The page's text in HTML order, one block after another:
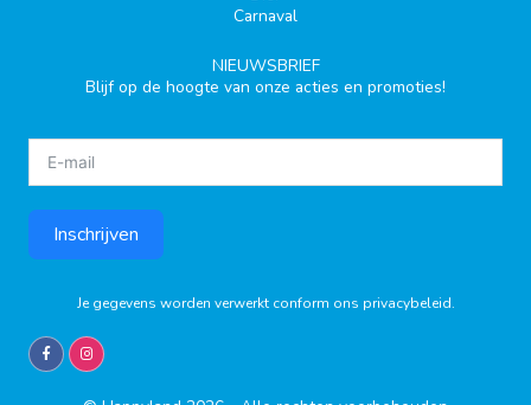
Carnaval
NIEUWSBRIEF
Blijf op de hoogte van onze acties en promoties!
Inschrijven
Je gegevens worden verwerkt conform ons privacybeleid.